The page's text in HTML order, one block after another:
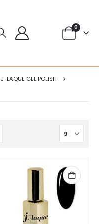
0
J-LAQUE GEL POLISH